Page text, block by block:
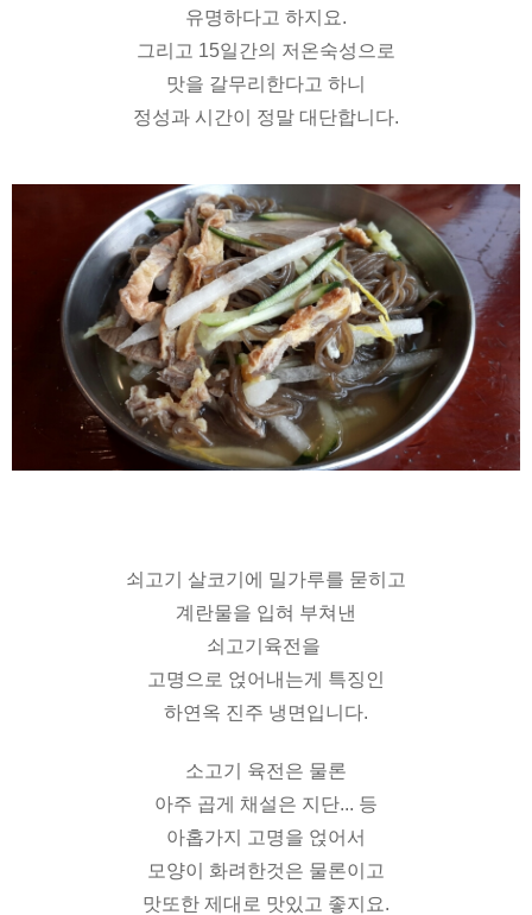
유명하다고 하지요.
그리고 15일간의 저온숙성으로
맛을 갈무리한다고 하니
정성과 시간이 정말 대단합니다.
쇠고기 살코기에 밀가루를 묻히고
계란물을 입혀 부쳐낸
쇠고기육전을
고명으로 얹어내는게 특징인
하연옥 진주 냉면입니다.
소고기 육전은 물론
아주 곱게 채설은 지단... 등
아홉가지 고명을 얹어서
모양이 화려한것은 물론이고
맛또한 제대로 맛있고 좋지요.